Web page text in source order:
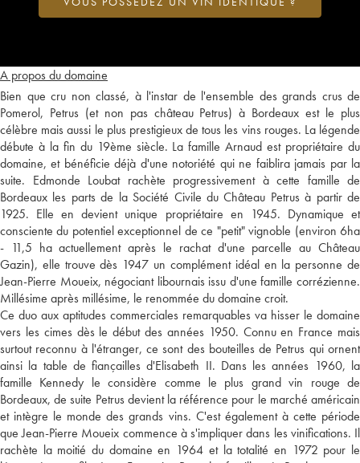
A propos du domaine
Bien que cru non classé, à l'instar de l'ensemble des grands crus de
Pomerol, Petrus (et non pas château Petrus) à Bordeaux est le plus
célèbre mais aussi le plus prestigieux de tous les vins rouges. La légende
débute à la fin du 19ème siècle. La famille Arnaud est propriétaire du
domaine, et bénéficie déjà d'une notoriété qui ne faiblira jamais par la
suite. Edmonde Loubat rachète progressivement à cette famille de
Bordeaux les parts de la Société Civile du Château Petrus à partir de
1925. Elle en devient unique propriétaire en 1945. Dynamique et
consciente du potentiel exceptionnel de ce "petit" vignoble (environ 6ha
- 11,5 ha actuellement après le rachat d'une parcelle au Château
Gazin), elle trouve dès 1947 un complément idéal en la personne de
Jean-Pierre Moueix, négociant libournais issu d'une famille corrézienne.
Millésime après millésime, le renommée du domaine croit.
Ce duo aux aptitudes commerciales remarquables va hisser le domaine
vers les cimes dès le début des années 1950. Connu en France mais
surtout reconnu à l'étranger, ce sont des bouteilles de Petrus qui ornent
ainsi la table de fiançailles d'Elisabeth II. Dans les années 1960, la
famille Kennedy le considère comme le plus grand vin rouge de
Bordeaux, de suite Petrus devient la référence pour le marché américain
et intègre le monde des grands vins. C'est également à cette période
que Jean-Pierre Moueix commence à s'impliquer dans les vinifications. Il
rachète la moitié du domaine en 1964 et la totalité en 1972 pour le